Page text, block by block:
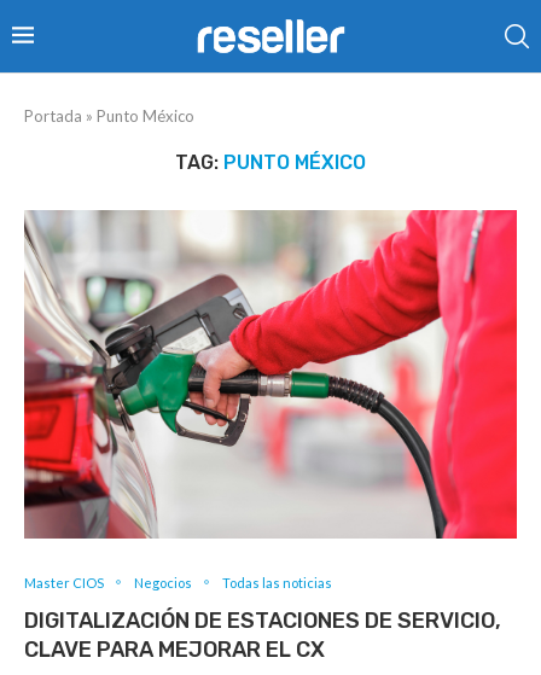
Portada » Punto México
TAG: PUNTO MÉXICO
Master CIOS Negocios Todas las noticias
DIGITALIZACIÓN DE ESTACIONES DE SERVICIO,
CLAVE PARA MEJORAR EL CX